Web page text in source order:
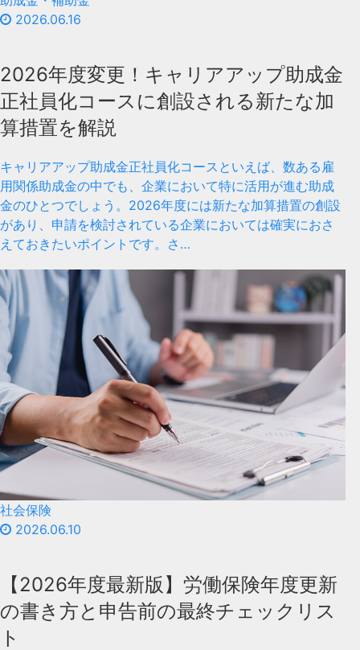
2026.06.16
2026年度変更！キャリアアップ助成金
正社員化コースに創設される新たな加
算措置を解説
キャリアアップ助成金正社員化コースといえば、数ある雇
用関係助成金の中でも、企業において特に活用が進む助成
金のひとつでしょう。2026年度には新たな加算措置の創設
があり、申請を検討されている企業においては確実におさ
えておきたいポイントです。さ…
社会保険
2026.06.10
【2026年度最新版】労働保険年度更新
の書き方と申告前の最終チェックリス
ト